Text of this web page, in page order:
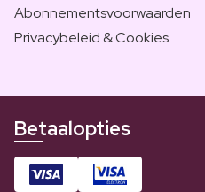
Abonnementsvoorwaarden
Privacybeleid & Cookies
Betaalopties